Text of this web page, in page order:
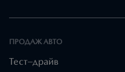
ПРОДАЖ АВТО
Тест–драйв